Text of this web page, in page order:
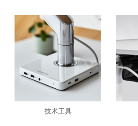
技术工具